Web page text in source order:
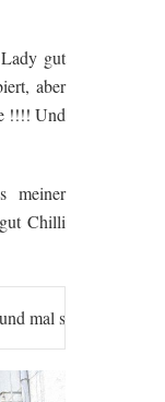
gut
aber
!!!! Und
meiner
Chilli
mal sehr